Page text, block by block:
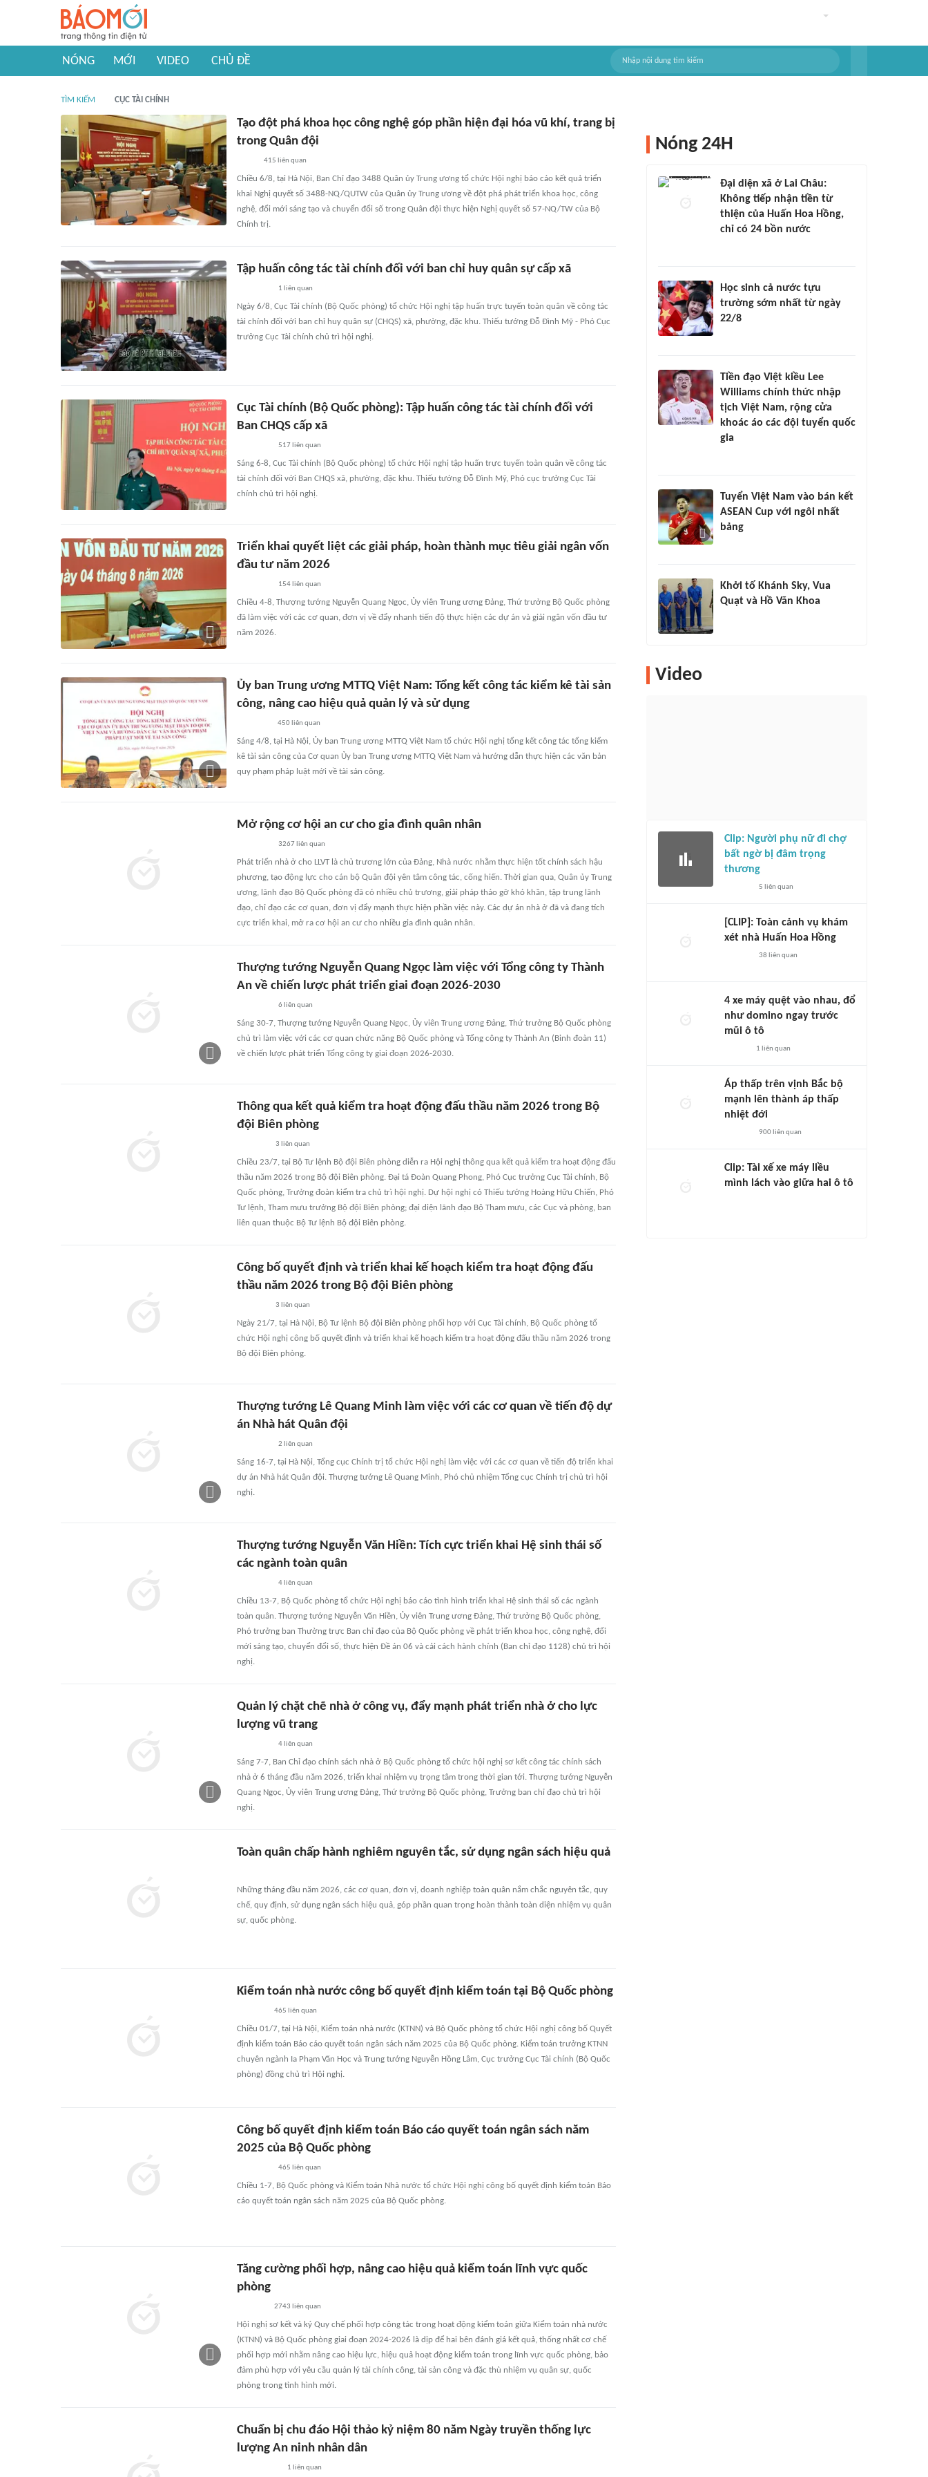
NÓNG MỚI VIDEO CHỦ ĐỀ
TÌM KIẾM CỤC TÀI CHÍNH
Tạo đột phá khoa học công nghệ góp phần hiện đại hóa vũ khí, trang bị
trong Quân đội
415 liên quan
Chiều 6/8, tại Hà Nội, Ban Chỉ đạo 3488 Quân ủy Trung ương tổ chức Hội nghị báo cáo kết quả triển
khai Nghị quyết số 3488-NQ/QUTW của Quân ủy Trung ương về đột phá phát triển khoa học, công
nghệ, đổi mới sáng tạo và chuyển đổi số trong Quân đội thực hiện Nghị quyết số 57-NQ/TW của Bộ
Chính trị.
Tập huấn công tác tài chính đối với ban chỉ huy quân sự cấp xã
1 liên quan
Ngày 6/8, Cục Tài chính (Bộ Quốc phòng) tổ chức Hội nghị tập huấn trực tuyến toàn quân về công tác
tài chính đối với ban chỉ huy quân sự (CHQS) xã, phường, đặc khu. Thiếu tướng Đỗ Đình Mỹ - Phó Cục
trưởng Cục Tài chính chủ trì hội nghị.
Cục Tài chính (Bộ Quốc phòng): Tập huấn công tác tài chính đối với
Ban CHQS cấp xã
517 liên quan
Sáng 6-8, Cục Tài chính (Bộ Quốc phòng) tổ chức Hội nghị tập huấn trực tuyến toàn quân về công tác
tài chính đối với Ban CHQS xã, phường, đặc khu. Thiếu tướng Đỗ Đình Mỹ, Phó cục trưởng Cục Tài
chính chủ trì hội nghị.
Triển khai quyết liệt các giải pháp, hoàn thành mục tiêu giải ngân vốn
đầu tư năm 2026
154 liên quan
Chiều 4-8, Thượng tướng Nguyễn Quang Ngọc, Ủy viên Trung ương Đảng, Thứ trưởng Bộ Quốc phòng
đã làm việc với các cơ quan, đơn vị về đẩy nhanh tiến độ thực hiện các dự án và giải ngân vốn đầu tư
năm 2026.
Ủy ban Trung ương MTTQ Việt Nam: Tổng kết công tác kiểm kê tài sản
công, nâng cao hiệu quả quản lý và sử dụng
450 liên quan
Sáng 4/8, tại Hà Nội, Ủy ban Trung ương MTTQ Việt Nam tổ chức Hội nghị tổng kết công tác tổng kiểm
kê tài sản công của Cơ quan Ủy ban Trung ương MTTQ Việt Nam và hướng dẫn thực hiện các văn bản
quy phạm pháp luật mới về tài sản công.
Mở rộng cơ hội an cư cho gia đình quân nhân
3267 liên quan
Phát triển nhà ở cho LLVT là chủ trương lớn của Đảng, Nhà nước nhằm thực hiện tốt chính sách hậu
phương, tạo động lực cho cán bộ Quân đội yên tâm công tác, cống hiến. Thời gian qua, Quân ủy Trung
ương, lãnh đạo Bộ Quốc phòng đã có nhiều chủ trương, giải pháp tháo gỡ khó khăn, tập trung lãnh
đạo, chỉ đạo các cơ quan, đơn vị đẩy mạnh thực hiện phần việc này. Các dự án nhà ở đã và đang tích
cực triển khai, mở ra cơ hội an cư cho nhiều gia đình quân nhân.
Thượng tướng Nguyễn Quang Ngọc làm việc với Tổng công ty Thành
An về chiến lược phát triển giai đoạn 2026-2030
6 liên quan
Sáng 30-7, Thượng tướng Nguyễn Quang Ngọc, Ủy viên Trung ương Đảng, Thứ trưởng Bộ Quốc phòng
chủ trì làm việc với các cơ quan chức năng Bộ Quốc phòng và Tổng công ty Thành An (Binh đoàn 11)
về chiến lược phát triển Tổng công ty giai đoạn 2026-2030.
Thông qua kết quả kiểm tra hoạt động đấu thầu năm 2026 trong Bộ
đội Biên phòng
3 liên quan
Chiều 23/7, tại Bộ Tư lệnh Bộ đội Biên phòng diễn ra Hội nghị thông qua kết quả kiểm tra hoạt động đấu
thầu năm 2026 trong Bộ đội Biên phòng. Đại tá Đoàn Quang Phong, Phó Cục trưởng Cục Tài chính, Bộ
Quốc phòng, Trưởng đoàn kiểm tra chủ trì hội nghị. Dự hội nghị có Thiếu tướng Hoàng Hữu Chiến, Phó
Tư lệnh, Tham mưu trưởng Bộ đội Biên phòng; đại diện lãnh đạo Bộ Tham mưu, các Cục và phòng, ban
liên quan thuộc Bộ Tư lệnh Bộ đội Biên phòng.
Công bố quyết định và triển khai kế hoạch kiểm tra hoạt động đấu
thầu năm 2026 trong Bộ đội Biên phòng
3 liên quan
Ngày 21/7, tại Hà Nội, Bộ Tư lệnh Bộ đội Biên phòng phối hợp với Cục Tài chính, Bộ Quốc phòng tổ
chức Hội nghị công bố quyết định và triển khai kế hoạch kiểm tra hoạt động đấu thầu năm 2026 trong
Bộ đội Biên phòng.
Thượng tướng Lê Quang Minh làm việc với các cơ quan về tiến độ dự
án Nhà hát Quân đội
2 liên quan
Sáng 16-7, tại Hà Nội, Tổng cục Chính trị tổ chức Hội nghị làm việc với các cơ quan về tiến độ triển khai
dự án Nhà hát Quân đội. Thượng tướng Lê Quang Minh, Phó chủ nhiệm Tổng cục Chính trị chủ trì hội
nghị.
Thượng tướng Nguyễn Văn Hiền: Tích cực triển khai Hệ sinh thái số
các ngành toàn quân
4 liên quan
Chiều 13-7, Bộ Quốc phòng tổ chức Hội nghị báo cáo tình hình triển khai Hệ sinh thái số các ngành
toàn quân. Thượng tướng Nguyễn Văn Hiền, Ủy viên Trung ương Đảng, Thứ trưởng Bộ Quốc phòng,
Phó trưởng ban Thường trực Ban chỉ đạo của Bộ Quốc phòng về phát triển khoa học, công nghệ, đổi
mới sáng tạo, chuyển đổi số, thực hiện Đề án 06 và cải cách hành chính (Ban chỉ đạo 1128) chủ trì hội
nghị.
Quản lý chặt chẽ nhà ở công vụ, đẩy mạnh phát triển nhà ở cho lực
lượng vũ trang
4 liên quan
Sáng 7-7, Ban Chỉ đạo chính sách nhà ở Bộ Quốc phòng tổ chức hội nghị sơ kết công tác chính sách
nhà ở 6 tháng đầu năm 2026, triển khai nhiệm vụ trọng tâm trong thời gian tới. Thượng tướng Nguyễn
Quang Ngọc, Ủy viên Trung ương Đảng, Thứ trưởng Bộ Quốc phòng, Trưởng ban chỉ đạo chủ trì hội
nghị.
Toàn quân chấp hành nghiêm nguyên tắc, sử dụng ngân sách hiệu quả
Những tháng đầu năm 2026, các cơ quan, đơn vị, doanh nghiệp toàn quân nắm chắc nguyên tắc, quy
chế, quy định, sử dụng ngân sách hiệu quả, góp phần quan trọng hoàn thành toàn diện nhiệm vụ quân
sự, quốc phòng.
Kiểm toán nhà nước công bố quyết định kiểm toán tại Bộ Quốc phòng
465 liên quan
Chiều 01/7, tại Hà Nội, Kiểm toán nhà nước (KTNN) và Bộ Quốc phòng tổ chức Hội nghị công bố Quyết
định kiểm toán Báo cáo quyết toán ngân sách năm 2025 của Bộ Quốc phòng. Kiểm toán trưởng KTNN
chuyên ngành Ia Phạm Văn Học và Trung tướng Nguyễn Hồng Lâm, Cục trưởng Cục Tài chính (Bộ Quốc
phòng) đồng chủ trì Hội nghị.
Công bố quyết định kiểm toán Báo cáo quyết toán ngân sách năm
2025 của Bộ Quốc phòng
465 liên quan
Chiều 1-7, Bộ Quốc phòng và Kiểm toán Nhà nước tổ chức Hội nghị công bố quyết định kiểm toán Báo
cáo quyết toán ngân sách năm 2025 của Bộ Quốc phòng.
Tăng cường phối hợp, nâng cao hiệu quả kiểm toán lĩnh vực quốc
phòng
2743 liên quan
Hội nghị sơ kết và ký Quy chế phối hợp công tác trong hoạt động kiểm toán giữa Kiểm toán nhà nước
(KTNN) và Bộ Quốc phòng giai đoạn 2024-2026 là dịp để hai bên đánh giá kết quả, thống nhất cơ chế
phối hợp mới nhằm nâng cao hiệu lực, hiệu quả hoạt động kiểm toán trong lĩnh vực quốc phòng, bảo
đảm phù hợp với yêu cầu quản lý tài chính công, tài sản công và đặc thù nhiệm vụ quân sự, quốc
phòng trong tình hình mới.
Chuẩn bị chu đáo Hội thảo kỷ niệm 80 năm Ngày truyền thống lực
lượng An ninh nhân dân
1 liên quan
Nóng 24H
Đại diện xã ở Lai Châu:
Không tiếp nhận tiền từ
thiện của Huấn Hoa Hồng,
chỉ có 24 bồn nước
Học sinh cả nước tựu
trường sớm nhất từ ngày
22/8
Tiền đạo Việt kiều Lee
Williams chính thức nhập
tịch Việt Nam, rộng cửa
khoác áo các đội tuyển quốc
gia
Tuyển Việt Nam vào bán kết
ASEAN Cup với ngôi nhất
bảng
Khởi tố Khánh Sky, Vua
Quạt và Hồ Văn Khoa
Video
Clip: Người phụ nữ đi chợ
bất ngờ bị đâm trọng
thương
5 liên quan
[CLIP]: Toàn cảnh vụ khám
xét nhà Huấn Hoa Hồng
38 liên quan
4 xe máy quệt vào nhau, đổ
như domino ngay trước
mũi ô tô
1 liên quan
Áp thấp trên vịnh Bắc bộ
mạnh lên thành áp thấp
nhiệt đới
900 liên quan
Clip: Tài xế xe máy liều
mình lách vào giữa hai ô tô